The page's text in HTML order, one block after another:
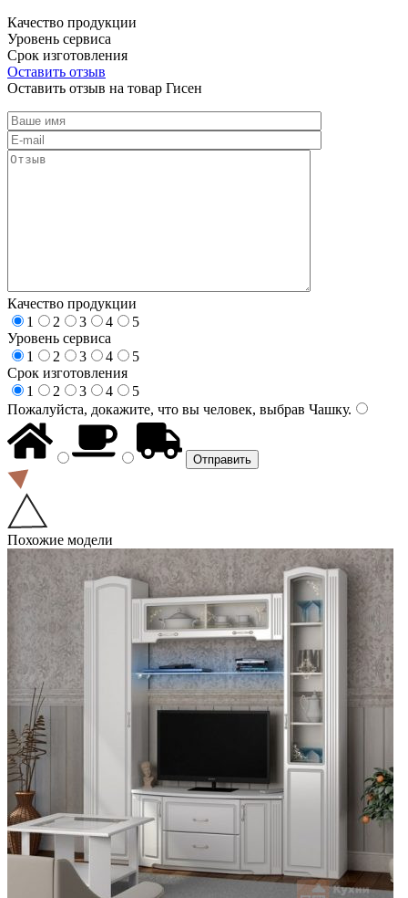
Качество продукции
Уровень сервиса
Срок изготовления
Оставить отзыв
Оставить отзыв на товар Гисен
Качество продукции
1
2 3 4
5
Уровень сервиса
1
2 3 4
5
Срок изготовления
1
2 3 4
5
Пожалуйста, докажите, что вы человек, выбрав Чашку.
Похожие модели